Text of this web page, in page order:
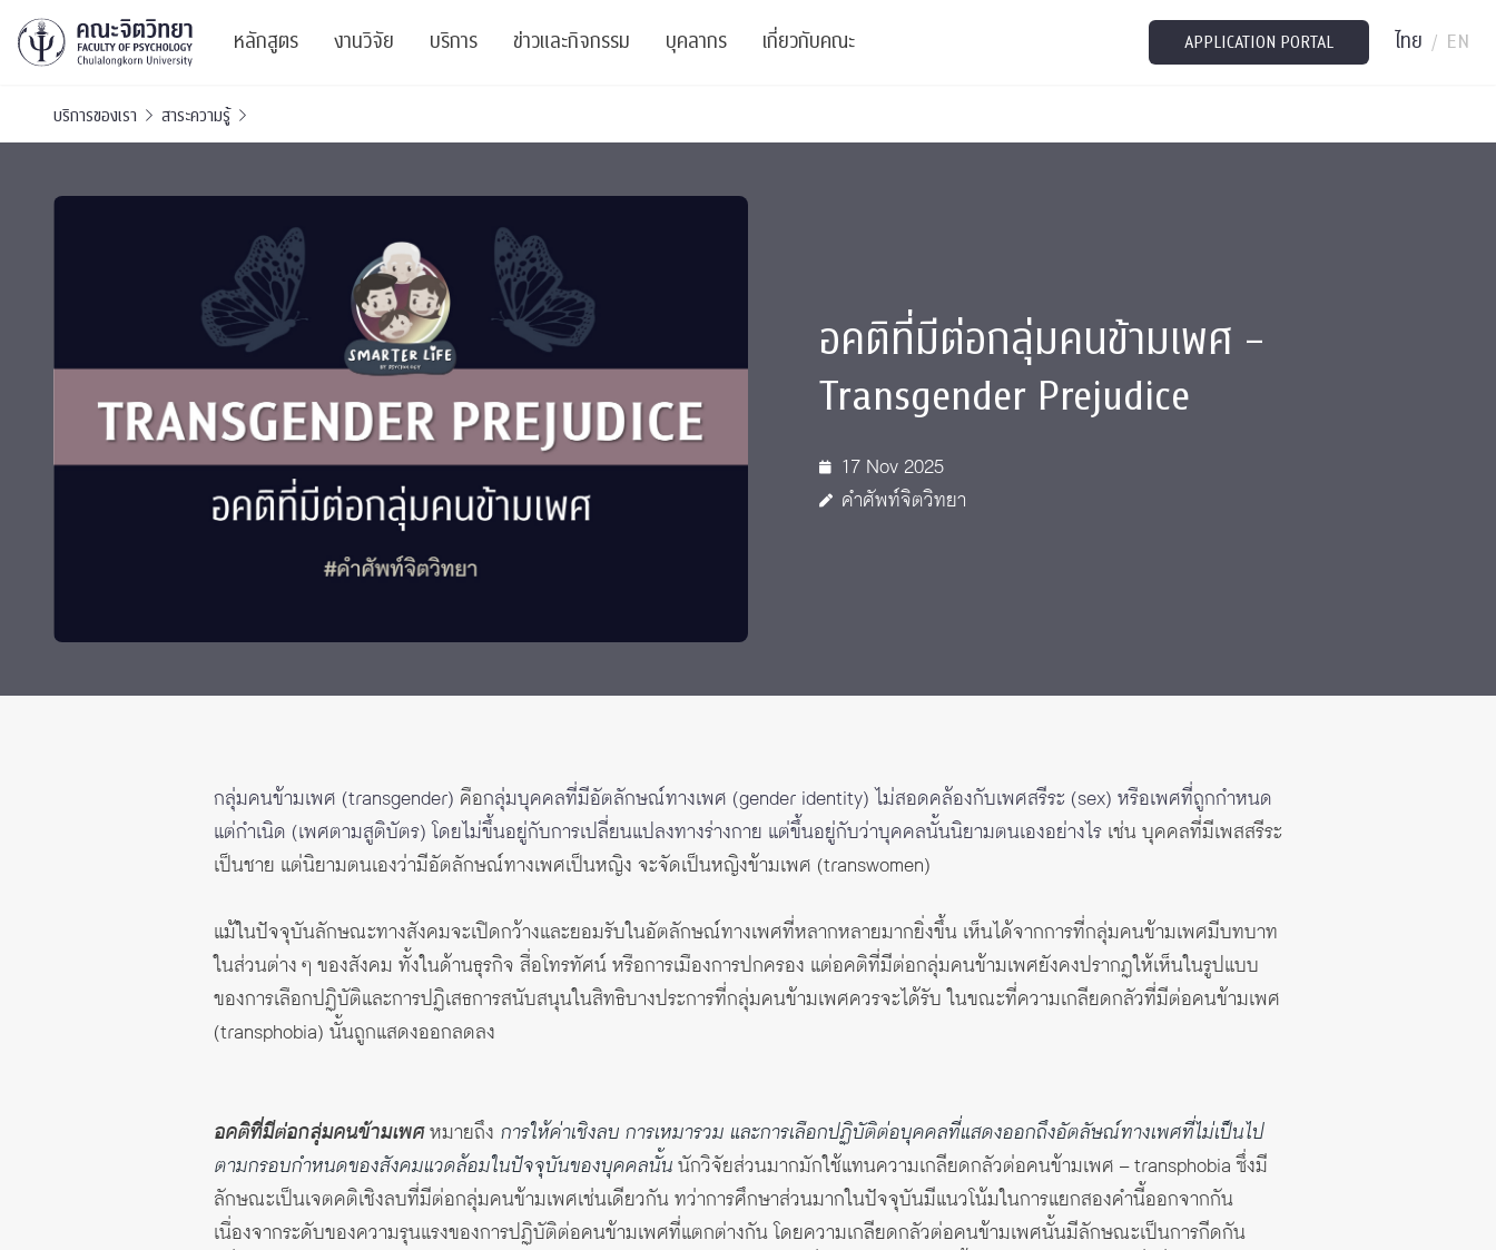
หลักสูตร
ปริญญาบัณฑิต
หลักสูตรปริญญาตรี
บัณฑิตศึกษา
หลักสูตรปริญญาโทและ
ปริญญาเอก
นิสิตปัจจุบัน
งานวิจัย
ผลงานตีพิมพ์
งานประชุมวิชาการ
งานประชุมวิชาการระดับนานาชาติ
TICP 2023
SSBW Activities
ทุนและรางวัล
บริการ
PSY Stats Clinic
ศูนย์สุขภาวะทางจิต
ศูนย์จิตวิทยาเพื่อประสิทธิภาพองค์กร
Life Di
CU Radio
ข่าวและกิจกรรม
เสวนาและบรรยายพิเศษ
โครงการอบรม
ตำแหน่งงาน
บุคลากร
เจ้าหน้าที่
เกี่ยวกับคณะ
ติดต่อเรา
Intranet
APPLICATION PORTAL ไทย / EN
บริการของเรา สาระความรู้
อคติที่มีต่อกลุ่มคนข้ามเพศ –
Transgender Prejudice
17 Nov 2025
คำศัพท์จิตวิทยา
กลุ่มคนข้ามเพศ (transgender) คือกลุ่มบุคคลที่มีอัตลักษณ์ทางเพศ (gender identity) ไม่สอดคล้องกับเพศสรีระ (sex) หรือเพศที่ถูกกำหนด
แต่กำเนิด (เพศตามสูติบัตร) โดยไม่ขึ้นอยู่กับการเปลี่ยนแปลงทางร่างกาย แต่ขึ้นอยู่กับว่าบุคคลนั้นนิยามตนเองอย่างไร เช่น บุคคลที่มีเพสสรีระ
เป็นชาย แต่นิยามตนเองว่ามีอัตลักษณ์ทางเพศเป็นหญิง จะจัดเป็นหญิงข้ามเพศ (transwomen)
แม้ในปัจจุบันลักษณะทางสังคมจะเปิดกว้างและยอมรับในอัตลักษณ์ทางเพศที่หลากหลายมากยิ่งขึ้น เห็นได้จากการที่กลุ่มคนข้ามเพศมีบทบาท
ในส่วนต่าง ๆ ของสังคม ทั้งในด้านธุรกิจ สื่อโทรทัศน์ หรือการเมืองการปกครอง แต่อคติที่มีต่อกลุ่มคนข้ามเพศยังคงปรากฏให้เห็นในรูปแบบ
ของการเลือกปฏิบัติและการปฏิเสธการสนับสนุนในสิทธิบางประการที่กลุ่มคนข้ามเพศควรจะได้รับ ในขณะที่ความเกลียดกลัวที่มีต่อคนข้ามเพศ
(transphobia) นั้นถูกแสดงออกลดลง
อคติที่มีต่อกลุ่มคนข้ามเพศหมายถึง การให้ค่าเชิงลบ การเหมารวม และการเลือกปฏิบัติต่อบุคคลที่แสดงออกถึงอัตลัษณ์ทางเพศที่ไม่เป็นไป
ตามกรอบกำหนดของสังคมแวดล้อมในปัจจุบันของบุคคลนั้นนักวิจัยส่วนมากมักใช้แทนความเกลียดกลัวต่อคนข้ามเพศ – transphobia ซึ่งมี
ลักษณะเป็นเจตคติเชิงลบที่มีต่อกลุ่มคนข้ามเพศเช่นเดียวกัน ทว่าการศึกษาส่วนมากในปัจจุบันมีแนวโน้มในการแยกสองคำนี้ออกจากกัน
เนื่องจากระดับของความรุนแรงของการปฏิบัติต่อคนข้ามเพศที่แตกต่างกัน โดยความเกลียดกลัวต่อคนข้ามเพศนั้นมีลักษณะเป็นการกีดกัน